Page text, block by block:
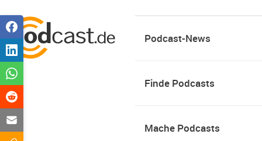
Podcast-News
Finde Podcasts
Mache Podcasts